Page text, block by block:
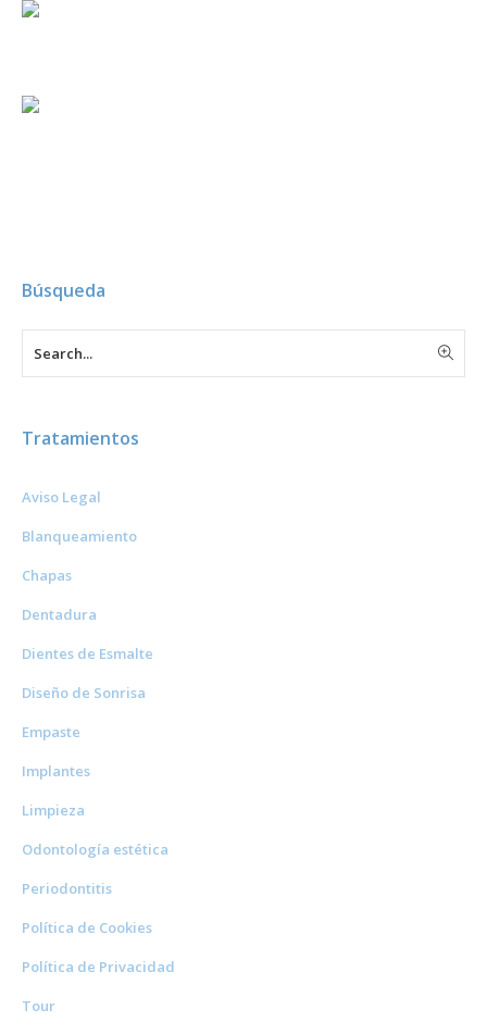
Búsqueda
Tratamientos
Aviso Legal
Blanqueamiento
Chapas
Dentadura
Dientes de Esmalte
Diseño de Sonrisa
Empaste
Implantes
Limpieza
Odontología estética
Periodontitis
Política de Cookies
Política de Privacidad
Tour